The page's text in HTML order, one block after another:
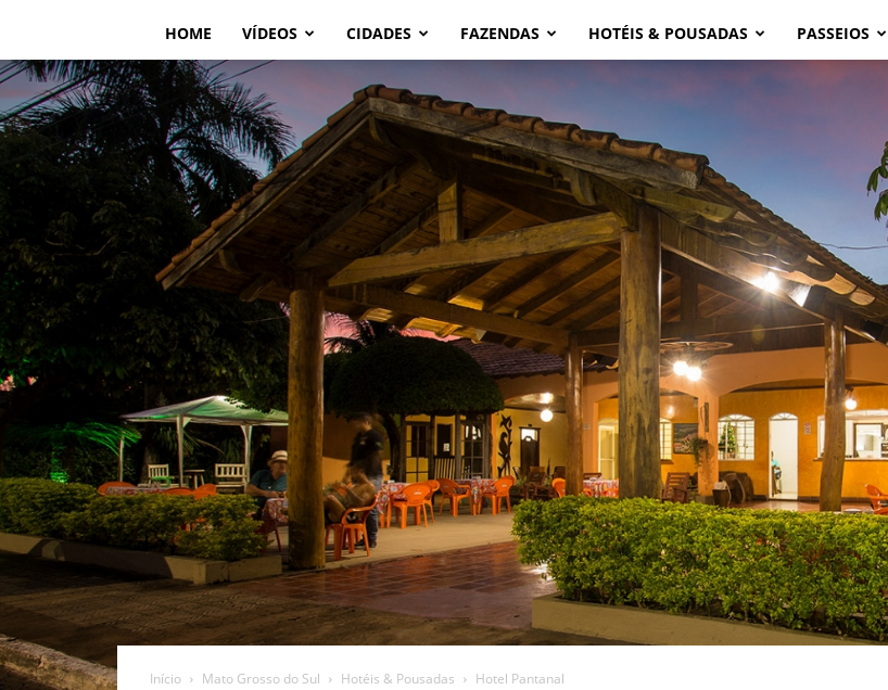
HOME VÍDEOS CIDADES FAZENDAS HOTÉIS & POUSADAS PASSEIOS
Início Mato Grosso do Sul Hotéis & Pousadas Hotel Pantanal